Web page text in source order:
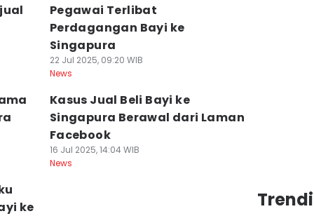
Pegawai Terlibat
Perdagangan Bayi ke
Singapura
22 Jul 2025, 09:20 WIB
News
Kasus Jual Beli Bayi ke
Singapura Berawal dari Laman
Facebook
16 Jul 2025, 14:04 WIB
News
ke